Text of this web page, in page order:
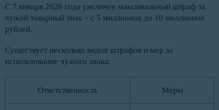
С 7 января 2026 года увеличен максимальный штраф за
чужой товарный знак – с 5 миллионов до 10 миллионов
рублей.
Существует несколько видов штрафов и мер за
использование чужого знака:
Ответственность Меры